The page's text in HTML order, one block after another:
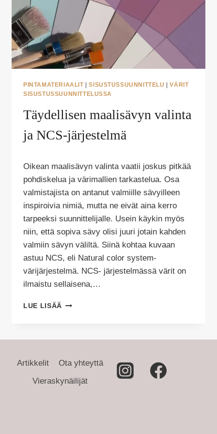
PINTAMATERIAALIT|SISUSTUSSUUNNITTELU |VÄRIT
SISUSTUSSUUNNITTELUSSA
Täydellisen maalisävyn valinta
ja NCS-järjestelmä
Puoliksi
Tehty
Oikean maalisävyn valinta vaatii joskus pitkää
pohdiskelua ja värimallien tarkastelua. Osa
valmistajista on antanut valmiille sävyilleen
inspiroivia nimiä, mutta ne eivät aina kerro
tarpeeksi suunnittelijalle. Usein käykin myös
niin, että sopiva sävy olisi juuri jotain kahden
valmiin sävyn väliltä. Siinä kohtaa kuvaan
astuu NCS, eli Natural color system-
värijärjestelmä. NCS- järjestelmässä värit on
ilmaistu sellaisena,…
LUE LISÄÄ TÄYDELLISEN
Artikkelit
Ota yhteyttä
Vieraskynäilijät